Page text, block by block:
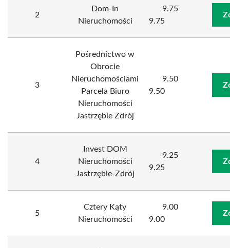
2
Dom-In
Nieruchomości
9.75
9.75
3
Pośrednictwo w
Obrocie
Nieruchomościami
Parcela Biuro
Nieruchomości
Jastrzębie Zdrój
9.50
9.50
4
Invest DOM
Nieruchomości
Jastrzębie-Zdrój
9.25
9.25
5
Cztery Kąty
Nieruchomości
9.00
9.00